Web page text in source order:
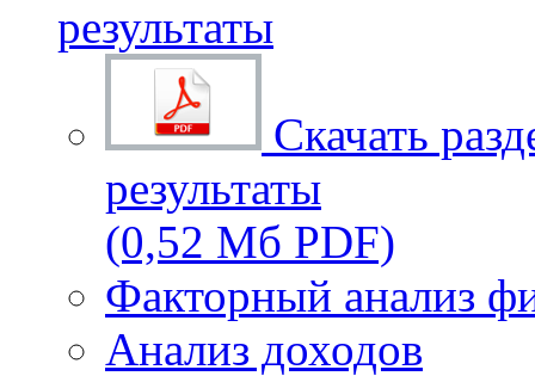
результаты
Скачать
результаты
(0,52 Мб PDF)
Факторный анализ
Анализ доходов